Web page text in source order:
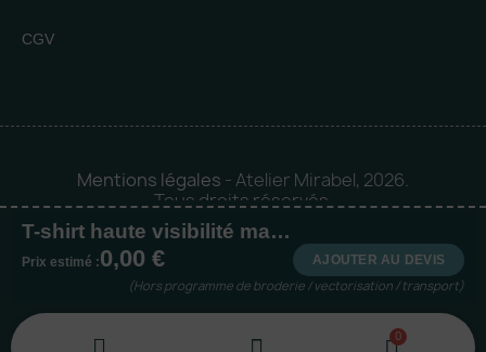
T-shirt haute visibilité manches longues
Prix estimé :0,00 € AJOUTER AU DEVIS
(Hors programme de broderie / vectorisation / transport)
CGV
Mentions légales - Atelier Mirabel, 2026.
Tous droits réservés.
Mise en orbite 🪐 byLogia |
Agence web et communication